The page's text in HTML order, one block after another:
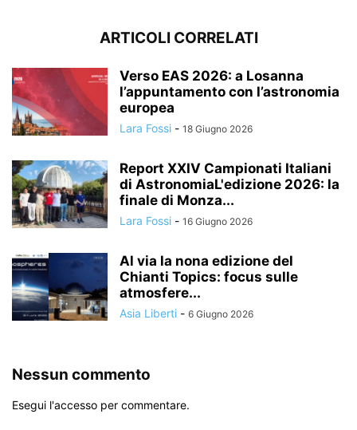
ARTICOLI CORRELATI
Verso EAS 2026: a Losanna
l’appuntamento con l’astronomia
europea
Lara Fossi - 18 Giugno 2026
Report XXIV Campionati Italiani
di AstronomiaL'edizione 2026: la
finale di Monza...
Lara Fossi - 16 Giugno 2026
Al via la nona edizione del
Chianti Topics: focus sulle
atmosfere...
Asia Liberti - 6 Giugno 2026
Nessun commento
Esegui l'accesso per commentare.